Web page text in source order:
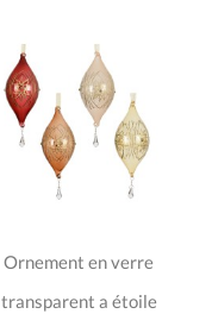
Ornement en verre
transparent a étoile